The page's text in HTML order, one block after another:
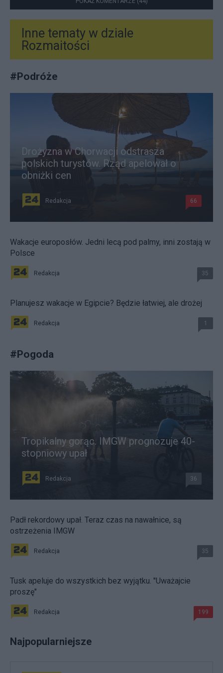
Inne tematy w dziale
Rozmaitości
#Podróże
Drożyzna w Chorwacji odstrasza
polskich turystów. Rząd apelował o
obniżki cen
Redakcja 66
Wakacje europosłów. Jedni lecą pod palmy, inni zostają w
Polsce
Redakcja 35
Planujesz wakacje w Egipcie? Będzie łatwiej, ale drożej
Redakcja 1
#Pogoda
Tropikalny gorąc. IMGW prognozuje 40-
stopniowy upał
Redakcja 36
Padł rekordowy upał. Teraz czas na nawałnice, są
ostrzeżenia IMGW
Redakcja 35
Tusk apeluje do wszystkich bez wyjątku. "Uważajcie
proszę"
Redakcja 199
Najpopularniejsze